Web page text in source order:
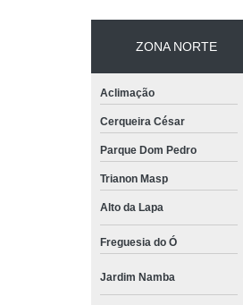
ZONA NORTE
Aclimação
Cerqueira César
Parque Dom Pedro
Trianon Masp
Alto da Lapa
Freguesia do Ó
Jardim Namba